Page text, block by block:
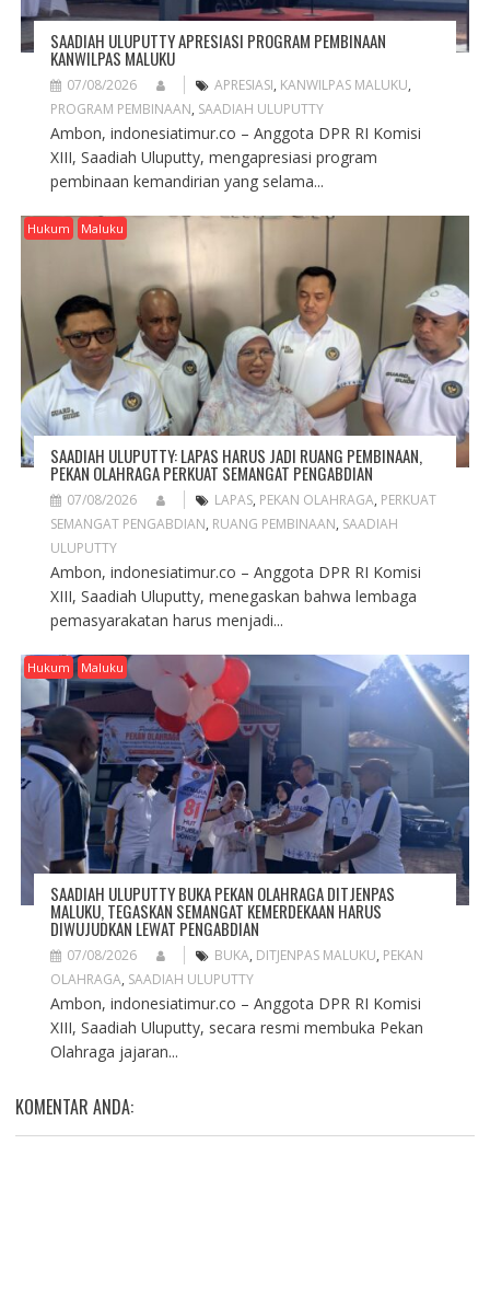
SAADIAH ULUPUTTY APRESIASI PROGRAM PEMBINAAN
KANWILPAS MALUKU
07/08/2026 APRESIASI, KANWILPAS MALUKU,
PROGRAM PEMBINAAN, SAADIAH ULUPUTTY
Ambon, indonesiatimur.co – Anggota DPR RI Komisi
XIII, Saadiah Uluputty, mengapresiasi program
pembinaan kemandirian yang selama...
Hukum Maluku
SAADIAH ULUPUTTY: LAPAS HARUS JADI RUANG PEMBINAAN,
PEKAN OLAHRAGA PERKUAT SEMANGAT PENGABDIAN
07/08/2026 LAPAS, PEKAN OLAHRAGA, PERKUAT
SEMANGAT PENGABDIAN, RUANG PEMBINAAN, SAADIAH
ULUPUTTY
Ambon, indonesiatimur.co – Anggota DPR RI Komisi
XIII, Saadiah Uluputty, menegaskan bahwa lembaga
pemasyarakatan harus menjadi...
Hukum Maluku
SAADIAH ULUPUTTY BUKA PEKAN OLAHRAGA DITJENPAS
MALUKU, TEGASKAN SEMANGAT KEMERDEKAAN HARUS
DIWUJUDKAN LEWAT PENGABDIAN
07/08/2026 BUKA, DITJENPAS MALUKU, PEKAN
OLAHRAGA, SAADIAH ULUPUTTY
Ambon, indonesiatimur.co – Anggota DPR RI Komisi
XIII, Saadiah Uluputty, secara resmi membuka Pekan
Olahraga jajaran...
KOMENTAR ANDA: